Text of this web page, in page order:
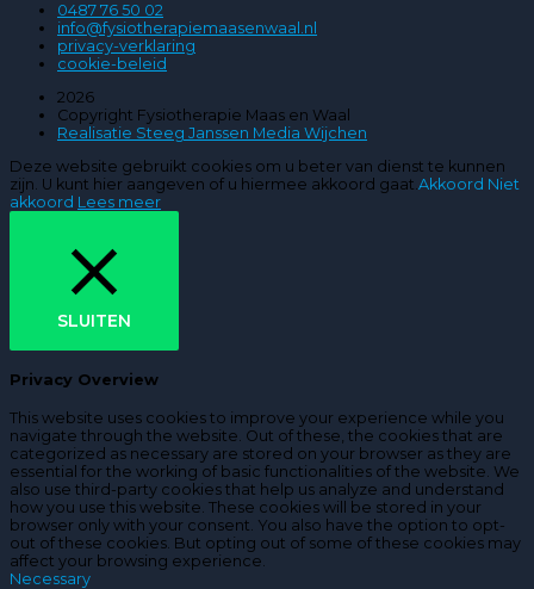
0487 76 50 02
info@fysiotherapiemaasenwaal.nl
privacy-verklaring
cookie-beleid
2026
Copyright Fysiotherapie Maas en Waal
Realisatie Steeg Janssen Media Wijchen
Deze website gebruikt cookies om u beter van dienst te kunnen
zijn. U kunt hier aangeven of u hiermee akkoord gaat. Akkoord Niet
akkoord Lees meer
SLUITEN
Privacy Overview
This website uses cookies to improve your experience while you
navigate through the website. Out of these, the cookies that are
categorized as necessary are stored on your browser as they are
essential for the working of basic functionalities of the website. We
also use third-party cookies that help us analyze and understand
how you use this website. These cookies will be stored in your
browser only with your consent. You also have the option to opt-
out of these cookies. But opting out of some of these cookies may
affect your browsing experience.
Necessary